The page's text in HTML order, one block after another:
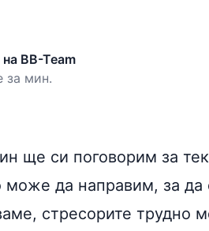
BB-Team
за мин.
ще си поговорим за
може да направим, за
стресорите трудно